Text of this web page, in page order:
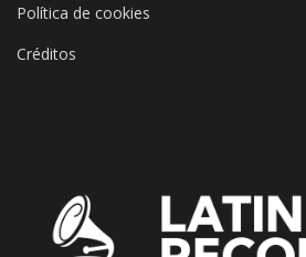
Política de cookies
Créditos